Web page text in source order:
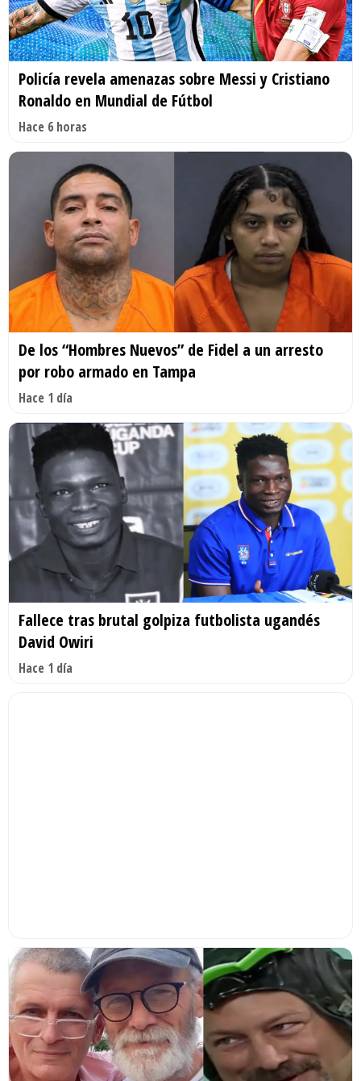
Policía revela amenazas sobre Messi y Cristiano
Ronaldo en Mundial de Fútbol
Hace 6 horas
De los “Hombres Nuevos” de Fidel a un arresto
por robo armado en Tampa
Hace 1 día
Fallece tras brutal golpiza futbolista ugandés
David Owiri
Hace 1 día